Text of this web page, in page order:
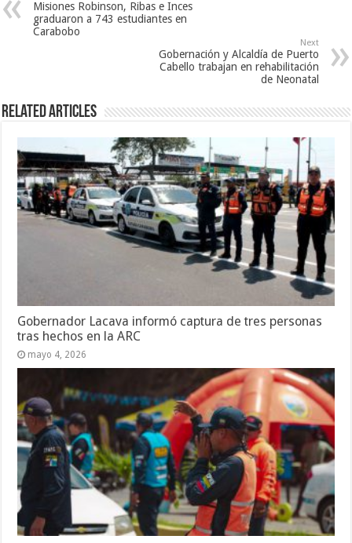
Misiones Robinson, Ribas e Inces
graduaron a 743 estudiantes en
Carabobo
Next
Gobernación y Alcaldía de Puerto
Cabello trabajan en rehabilitación
de Neonatal
Related Articles
Gobernador Lacava informó captura de tres personas
tras hechos en la ARC
mayo 4, 2026